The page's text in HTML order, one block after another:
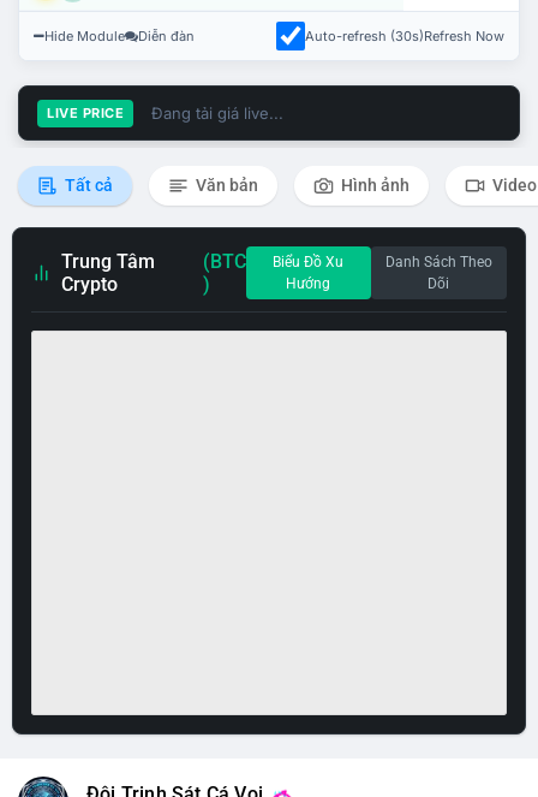
Hide Module Diễn đàn Auto-refresh (30s)Refresh Now
LIVE PRICE Đang tải giá live...
Tất cả Văn bản Hình ảnh Video
Trung Tâm
Crypto
(BTC
)
Biểu Đồ Xu
Hướng
Danh Sách Theo
Dõi